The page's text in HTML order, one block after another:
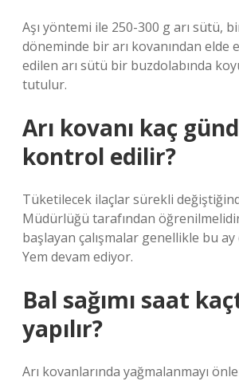
Aşı yöntemi ile 250-300 g arı sütü,
döneminde bir arı kovanından elde
edilen arı sütü bir buzdolabında
tutulur.
Arı kovanı kaç
kontrol edilir?
Tüketilecek ilaçlar sürekli
Müdürlüğü tarafından
başlayan çalışmalar genellikle bu ay
Yem devam ediyor.
Bal sağımı saat
yapılır?
Arı kovanlarında yağmalanmayı